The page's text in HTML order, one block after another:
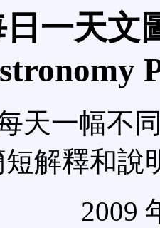
一天文
天一幅不
解釋和說
2009